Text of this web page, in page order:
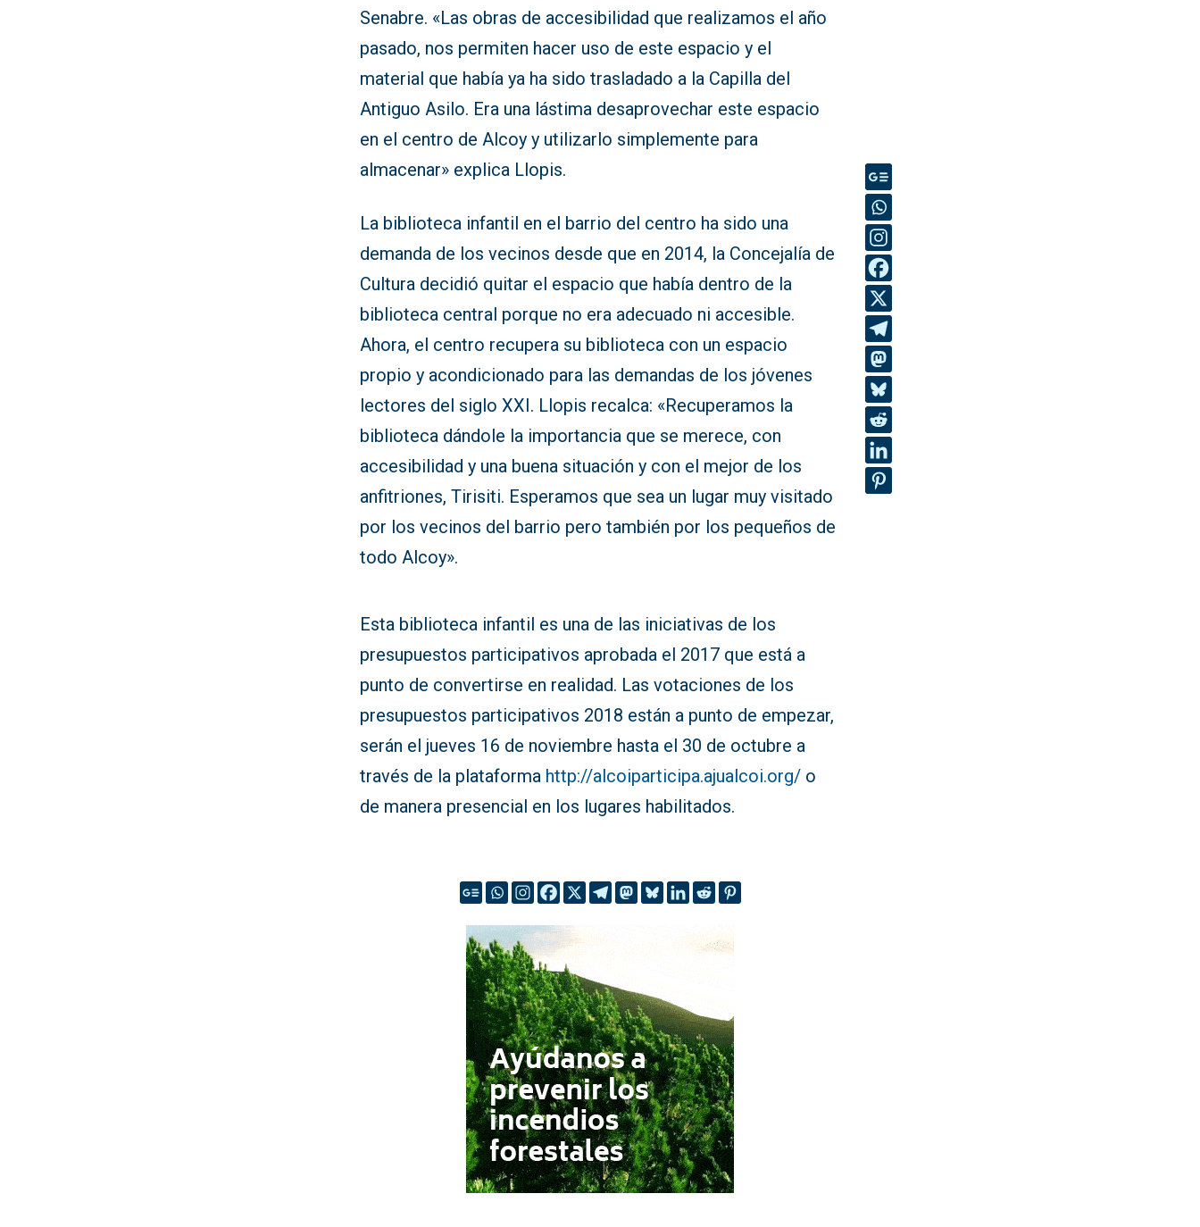
Senabre. «Las obras de accesibilidad que realizamos el año
pasado, nos permiten hacer uso de este espacio y el
material que había ya ha sido trasladado a la Capilla del
Antiguo Asilo. Era una lástima desaprovechar este espacio
en el centro de Alcoy y utilizarlo simplemente para
almacenar» explica Llopis.
La biblioteca infantil en el barrio del centro ha sido una
demanda de los vecinos desde que en 2014, la Concejalía de
Cultura decidió quitar el espacio que había dentro de la
biblioteca central porque no era adecuado ni accesible.
Ahora, el centro recupera su biblioteca con un espacio
propio y acondicionado para las demandas de los jóvenes
lectores del siglo XXI. Llopis recalca: «Recuperamos la
biblioteca dándole la importancia que se merece, con
accesibilidad y una buena situación y con el mejor de los
anfitriones, Tirisiti. Esperamos que sea un lugar muy visitado
por los vecinos del barrio pero también por los pequeños de
todo Alcoy».
Esta biblioteca infantil es una de las iniciativas de los
presupuestos participativos aprobada el 2017 que está a
punto de convertirse en realidad. Las votaciones de los
presupuestos participativos 2018 están a punto de empezar,
serán el jueves 16 de noviembre hasta el 30 de octubre a
través de la plataforma http://alcoiparticipa.ajualcoi.org/ o
de manera presencial en los lugares habilitados.